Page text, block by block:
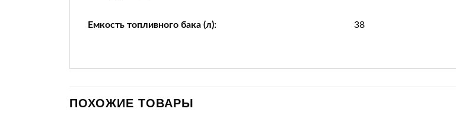
Емкость топливного бака (л): 38
ПОХОЖИЕ ТОВАРЫ